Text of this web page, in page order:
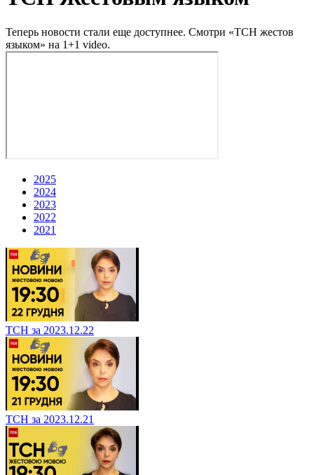
Теперь новости стали еще доступнее. Смотри «ТСН жестов
языком» на 1+1 video.
2025
2024
2023
2022
2021
ТСН за 2023.12.22
ТСН за 2023.12.21